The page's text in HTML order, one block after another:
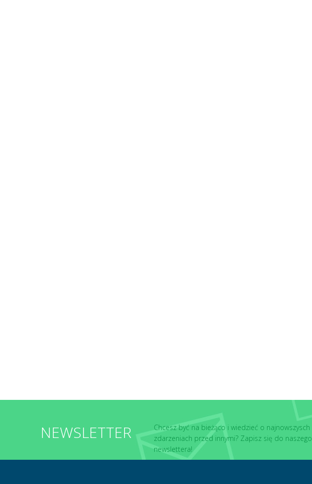
NEWSLETTER
Chcesz być na bieżąco i wiedzieć o najnowszysch
zdarzeniach przed innymi? Zapisz się do naszego
newslettera!